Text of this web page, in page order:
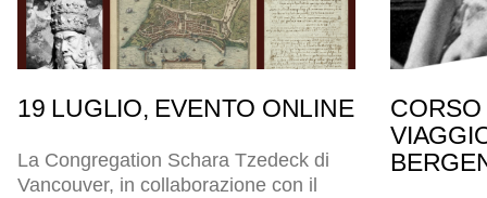
19 LUGLIO, EVENTO ONLINE
La Congregation Schara Tzedeck di
Vancouver, in collaborazione con il